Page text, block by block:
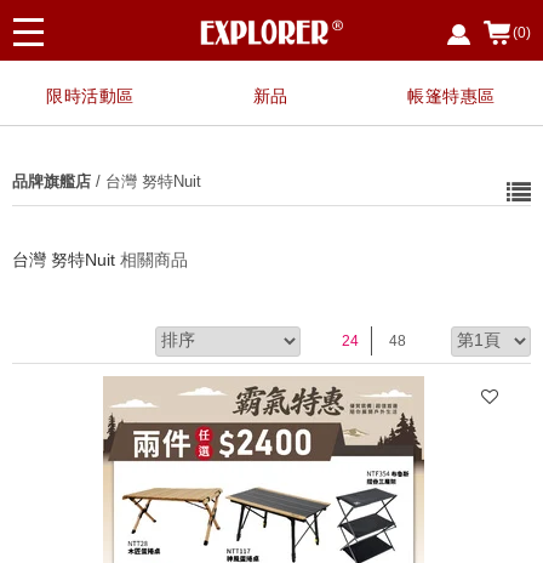
(0)
限時活動區 新品 帳篷特惠區
品牌旗艦店 / 台灣 努特Nuit
台灣 努特Nuit 相關商品
24 48